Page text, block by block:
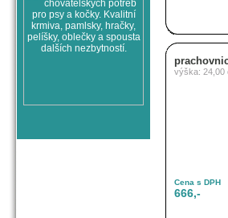
výška: 24,00
Cena s DPH
666,-